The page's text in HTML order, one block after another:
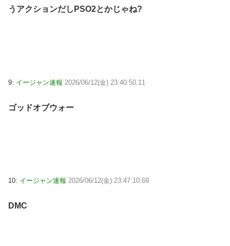
うアクションだしPSO2とかじゃね?
9: イージャン速報 2026/06/12(金) 23:40:50.11
ゴッドオブウォー
10: イージャン速報 2026/06/12(金) 23:47:10.69
DMC